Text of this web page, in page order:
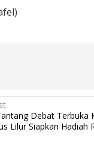
Debat Terbuka
Lilur Siapkan Hadiah